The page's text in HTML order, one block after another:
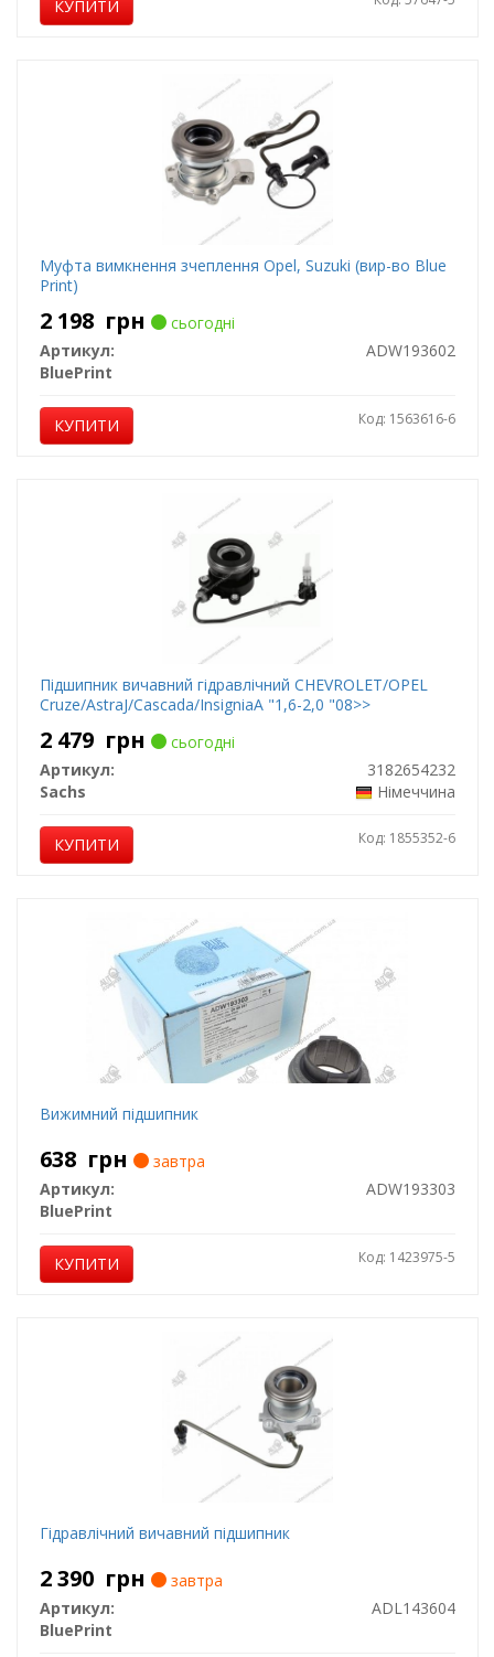
КУПИТИ
Муфта вимкнення зчеплення Opel, Suzuki (вир-во Blue
Print)
2 198 грн
сьогодні
Артикул:
ADW193602
BluePrint
КУПИТИ Код: 1563616-6
Підшипник вичавний гідравлічний CHEVROLET/OPEL
Cruze/AstraJ/Cascada/InsigniaA "1,6-2,0 "08>>
2 479 грн
сьогодні
Артикул:
3182654232
Sachs
Німеччина
КУПИТИ Код: 1855352-6
Вижимний підшипник
638 грн
завтра
Артикул:
ADW193303
BluePrint
КУПИТИ Код: 1423975-5
Гідравлічний вичавний підшипник
2 390 грн
завтра
Артикул:
ADL143604
BluePrint